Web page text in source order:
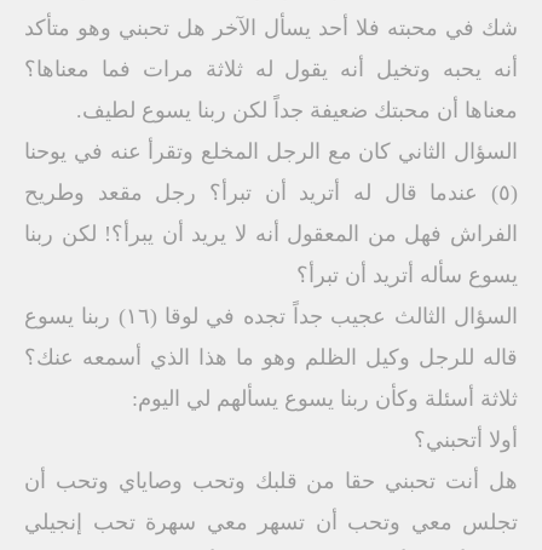
شك في محبته فلا أحد يسأل الآخر هل تحبني وهو متأكد
أنه يحبه وتخيل أنه يقول له ثلاثة مرات فما معناها؟
معناها أن محبتك ضعيفة جداً لكن ربنا يسوع لطيف.
السؤال الثاني كان مع الرجل المخلع وتقرأ عنه في يوحنا
(٥) عندما قال له أتريد أن تبرأ؟ رجل مقعد وطريح
الفراش فهل من المعقول أنه لا يريد أن يبرأ؟! لكن ربنا
يسوع سأله أتريد أن تبرأ؟
السؤال الثالث عجيب جداً تجده في لوقا (١٦) ربنا يسوع
قاله للرجل وكيل الظلم وهو ما هذا الذي أسمعه عنك؟
ثلاثة أسئلة وكأن ربنا يسوع يسألهم لي اليوم:
أولا أتحبني؟
هل أنت تحبني حقا من قلبك وتحب وصاياي وتحب أن
تجلس معي وتحب أن تسهر معي سهرة تحب إنجيلي